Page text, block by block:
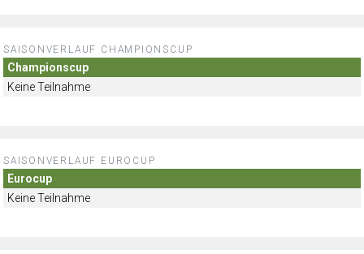
SAISONVERLAUF CHAMPIONSCUP
Championscup
Keine Teilnahme
SAISONVERLAUF EUROCUP
Eurocup
Keine Teilnahme